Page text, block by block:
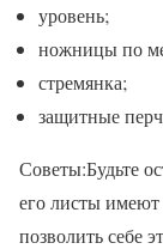
уровень;
ножницы по
стремянка;
защитные
Советы:Будьте
его листы
позволить себе